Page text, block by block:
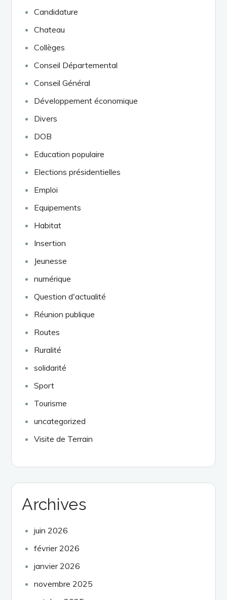
Candidature
Chateau
Collèges
Conseil Départemental
Conseil Général
Développement économique
Divers
DOB
Education populaire
Elections présidentielles
Emploi
Equipements
Habitat
Insertion
Jeunesse
numérique
Question d'actualité
Réunion publique
Routes
Ruralité
solidarité
Sport
Tourisme
uncategorized
Visite de Terrain
Archives
juin 2026
février 2026
janvier 2026
novembre 2025